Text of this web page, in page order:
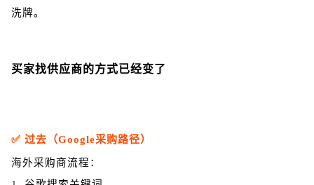
洗牌。
买家找供应商的方式已经变了
✅ 过去（Google采购路径）
海外采购商流程：